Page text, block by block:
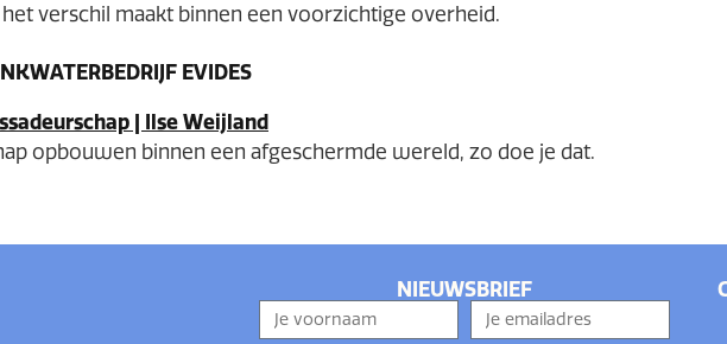
verschil maakt binnen een voorzichtige overheid.
EVIDES
opbouwen binnen een afgeschermde wereld, zo doe je dat.
NIEUWSBRIEF